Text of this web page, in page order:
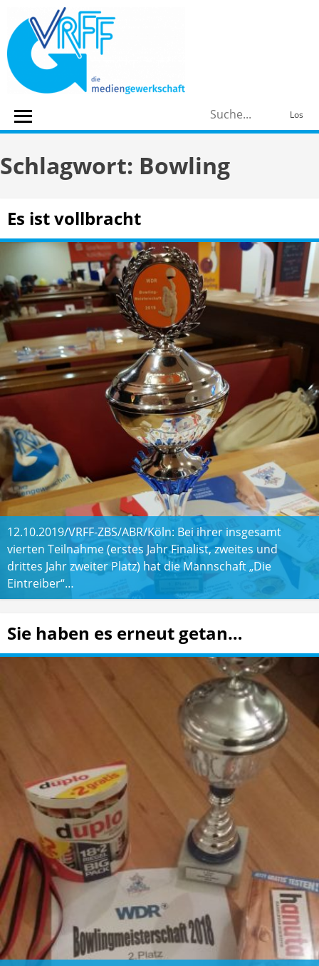
content
Los
Schlagwort: Bowling
Es ist vollbracht
12.10.2019/VRFF-ZBS/ABR/Köln: Bei ihrer insgesamt
vierten Teilnahme (erstes Jahr Finalist, zweites und
drittes Jahr zweiter Platz) hat die Mannschaft „Die
Eintreiber“…
Sie haben es erneut getan…